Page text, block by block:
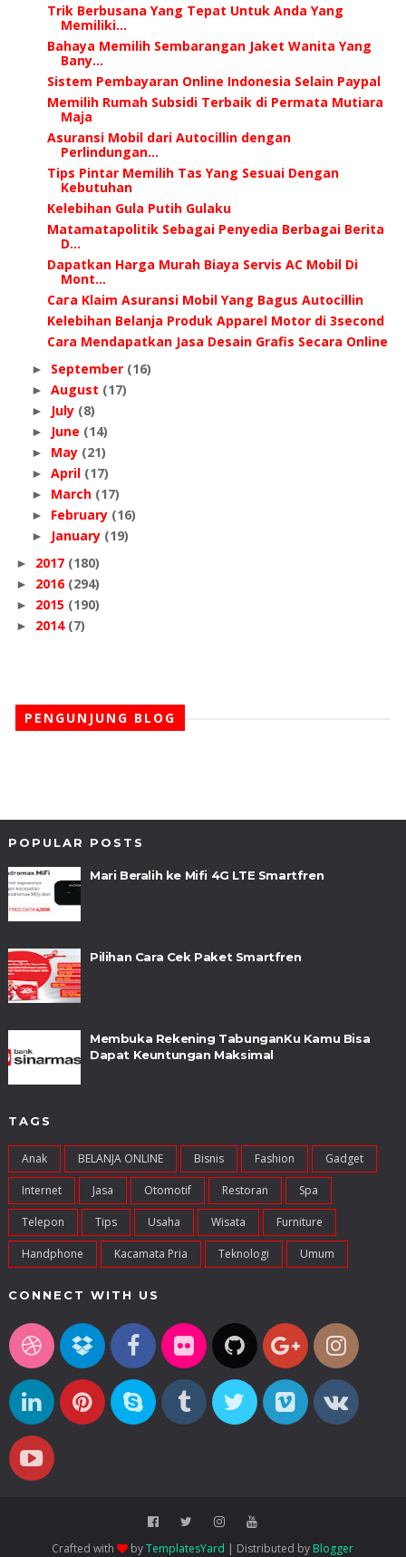
Trik Berbusana Yang Tepat Untuk Anda Yang
Memiliki...
Bahaya Memilih Sembarangan Jaket Wanita Yang
Bany...
Sistem Pembayaran Online Indonesia Selain Paypal
Memilih Rumah Subsidi Terbaik di Permata Mutiara
Maja
Asuransi Mobil dari Autocillin dengan
Perlindungan...
Tips Pintar Memilih Tas Yang Sesuai Dengan
Kebutuhan
Kelebihan Gula Putih Gulaku
Matamatapolitik Sebagai Penyedia Berbagai Berita
D...
Dapatkan Harga Murah Biaya Servis AC Mobil Di
Mont...
Cага Klaim Asuransi Mobil Yang Bagus Autocillin
Kelebihan Belanja Produk Apparel Motor di 3second
Cara Mendapatkan Jasa Desain Grafis Secara Online
► September (16)
► August (17)
► July (8)
► June (14)
► May (21)
► April (17)
► March (17)
► February (16)
► January (19)
► 2017 (180)
► 2016 (294)
► 2015 (190)
► 2014 (7)
PENGUNJUNG BLOG
POPULAR POSTS
Mari Beralih ke Mifi 4G LTE Smartfren
Pilihan Cara Cek Paket Smartfren
Membuka Rekening TabunganKu Kamu Bisa
Dapat Keuntungan Maksimal
TAGS
Anak BELANJA ONLINE Bisnis Fashion Gadget
Internet Jasa Otomotif Restoran Spa
Telepon Tips Usaha Wisata Furniture
Handphone Kacamata Pria Teknologi Umum
CONNECT WITH US
Crafted with byTemplatesYard | Distributed by Blogger